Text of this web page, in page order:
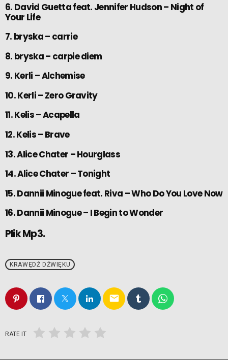
6. David Guetta feat. Jennifer Hudson – Night of
Your Life
7. bryska – carrie
8. bryska – carpie diem
9. Kerli – Alchemise
10. Kerli – Zero Gravity
11. Kelis – Acapella
12. Kelis – Brave
13. Alice Chater – Hourglass
14. Alice Chater – Tonight
15. Dannii Minogue feat. Riva – Who Do You Love Now
16. Dannii Minogue – I Begin to Wonder
Plik Mp3.
KRAWĘDŹ DŹWIĘKU
email
RATE IT